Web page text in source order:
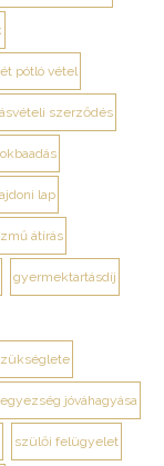
pótló vétel
szerződés
lap
átírás
gyermektartásdíj
egyezség jóváhagyása
szülői felügyelet